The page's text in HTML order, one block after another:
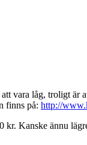
vara låg, troligt
finns på: http://
Kanske ännu